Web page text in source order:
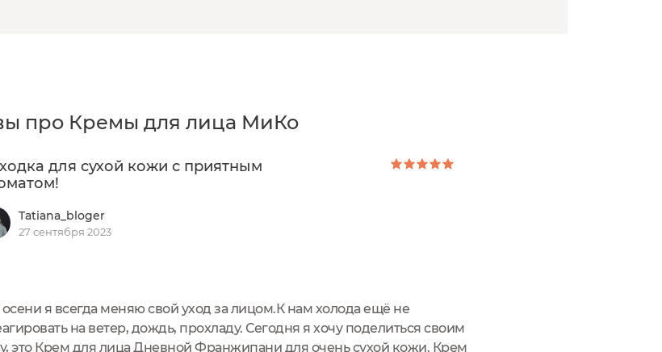
про Кремы для лица МиКо
для сухой кожи с приятным
Tatiana_bloger
27 сентября 2023
я всегда меняю свой уход за лицом.К нам холода ещё не
на ветер, дождь, прохладу. Сегодня я хочу поделиться своим
это Крем для лица Дневной Франжипани для очень сухой кожи. Крем